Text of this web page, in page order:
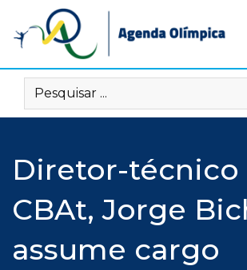
content
Diretor-técnico
CBAt, Jorge
assume cargo